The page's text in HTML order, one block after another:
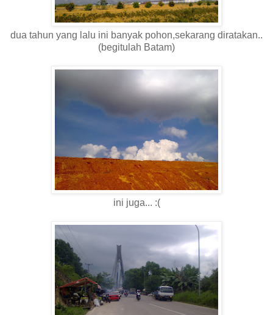
dua tahun yang lalu ini banyak pohon,sekarang diratakan..
(begitulah Batam)
ini juga... :(